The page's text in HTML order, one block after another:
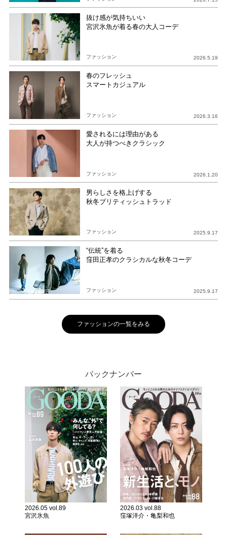
抜け感が気持ちいい
宮沢氷魚が着る春の大人コーデ
ファッション 2026.5.19
春のフレッシュ
スマートカジュアル
ファッション 2026.3.16
愛されるには理由がある
大人が持つべきクラシック
ファッション 2026.1.20
男らしさを格上げする
秋冬ブリティッシュトラッド
ファッション 2025.9.17
“伝統”を着る
窪田正孝のクラシカルな秋冬コーデ
ファッション 2025.9.17
ファッションの一覧をみる
バックナンバー
2026.05 vol.89
宮沢氷魚
2026.03 vol.88
窪塚洋介・亀梨和也